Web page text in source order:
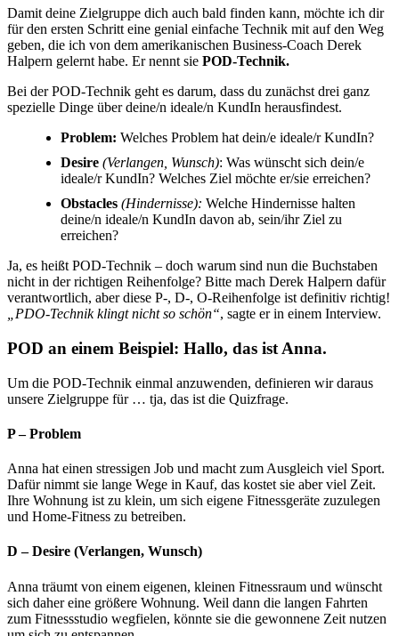
Damit deine Zielgruppe dich auch bald finden kann, möchte ich dir
für den ersten Schritt eine genial einfache Technik mit auf den Weg
geben, die ich von dem amerikanischen Business-Coach Derek
Halpern gelernt habe. Er nennt sie POD-Technik.
Bei der POD-Technik geht es darum, dass du zunächst drei ganz
spezielle Dinge über deine/n ideale/n KundIn herausfindest.
Problem: Welches Problem hat dein/e ideale/r KundIn?
Desire (Verlangen, Wunsch): Was wünscht sich dein/e
ideale/r KundIn? Welches Ziel möchte er/sie erreichen?
Obstacles (Hindernisse): Welche Hindernisse halten
deine/n ideale/n KundIn davon ab, sein/ihr Ziel zu
erreichen?
Ja, es heißt POD-Technik – doch warum sind nun die Buchstaben
nicht in der richtigen Reihenfolge? Bitte mach Derek Halpern dafür
verantwortlich, aber diese P-, D-, O-Reihenfolge ist definitiv richtig!
„PDO-Technik klingt nicht so schön“, sagte er in einem Interview.
POD an einem Beispiel: Hallo, das ist Anna.
Um die POD-Technik einmal anzuwenden, definieren wir daraus
unsere Zielgruppe für … tja, das ist die Quizfrage.
P – Problem
Anna hat einen stressigen Job und macht zum Ausgleich viel Sport.
Dafür nimmt sie lange Wege in Kauf, das kostet sie aber viel Zeit.
Ihre Wohnung ist zu klein, um sich eigene Fitnessgeräte zuzulegen
und Home-Fitness zu betreiben.
D – Desire (Verlangen, Wunsch)
Anna träumt von einem eigenen, kleinen Fitnessraum und wünscht
sich daher eine größere Wohnung. Weil dann die langen Fahrten
zum Fitnessstudio wegfielen, könnte sie die gewonnene Zeit nutzen